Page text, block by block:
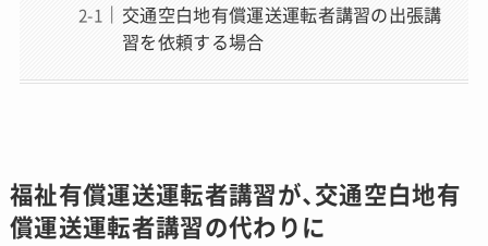
交通空白地有償運送運転者講習の出張講
習を依頼する場合
福祉有償運送運転者講習が、交通空白地有
償運送運転者講習の代わりに